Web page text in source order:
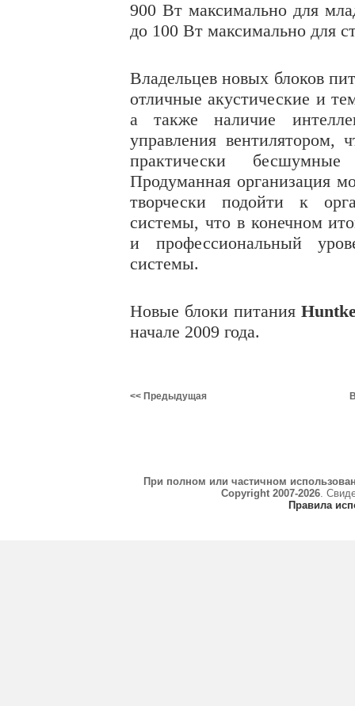
900 Вт максимально для
до 100 Вт максимально для
Владельцев новых блоков
отличные акустические и
а также наличие
управления вентилятором,
практически
Продуманная организация
творчески подойти к
системы, что в конечном
и профессиональный
системы.
Новые блоки питания
начале 2009 года.
<< Предыдущая
При полном или частичном
Copyright 2007-2026.
Правила